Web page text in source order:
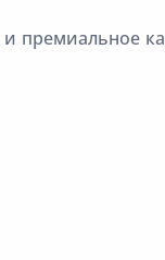
премиальное